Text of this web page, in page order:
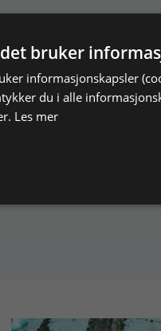
bruker
informasjonskapsler
du i alle
Les mer